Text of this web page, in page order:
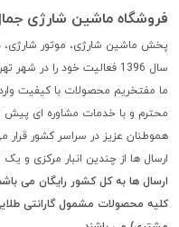
فروشگاه ماشین شارژی
سال 1396 فعالیت خود را در شهر تهران آغاز نمود.
ما مفتخریم محصولات با کیفیت
محترم و با خدمات مشاوره ای پیش
هموطنان عزیز در سراسر کشور قرار
ارسال ها از چندین انبار مرکزی و
ارسال ها به کل کشور رایگان می
کلیه محصولات مشمول گارانتی